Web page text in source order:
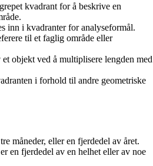
kvadrant for å beskrive en
inn i kvadranter for analyseformål.
til et faglig område eller
objekt ved å multiplisere lengden med
i forhold til andre geometriske
måneder, eller en fjerdedel av året.
en fjerdedel av en helhet eller av noe